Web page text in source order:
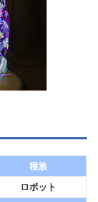
種族
ロボット